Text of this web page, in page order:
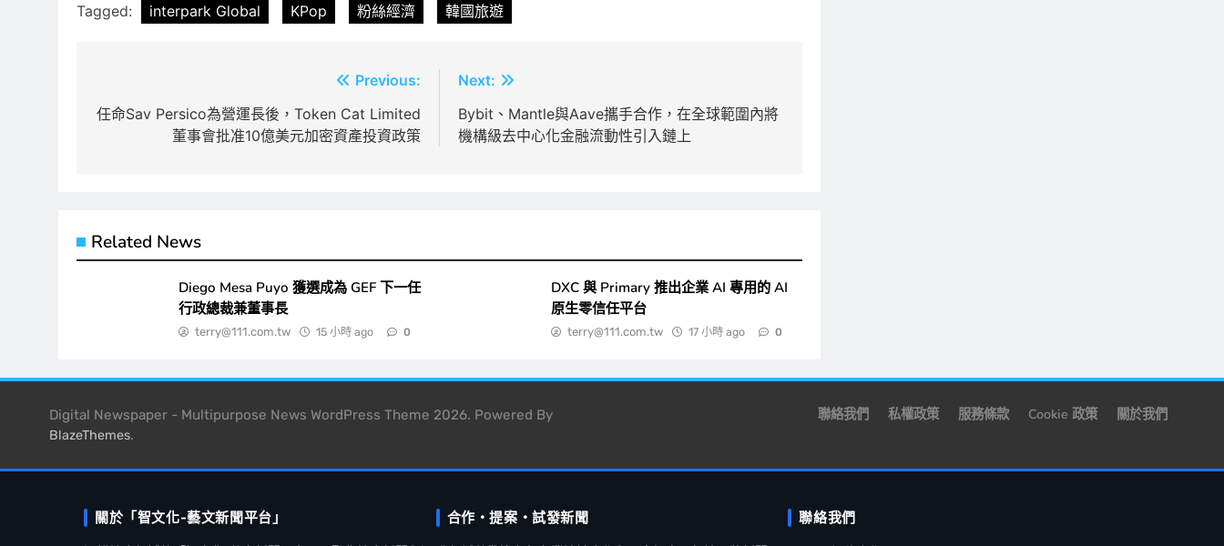
Tagged: interpark Global KPop 粉絲經濟 韓國旅遊
章
Previous:
任命Sav Persico為營運長後，Token Cat Limited
董事會批准10億美元加密資產投資政策
Next:
Bybit、Mantle與Aave攜手合作，在全球範圍內將
機構級去中心化金融流動性引入鏈上
Related News
Diego Mesa Puyo 獲選成為 GEF 下一任
行政總裁兼董事長
terry@111.com.tw 15 小時 ago 0
DXC 與 Primary 推出企業 AI 專用的 AI
原生零信任平台
terry@111.com.tw 17 小時 ago 0
Digital Newspaper - Multipurpose News WordPress Theme 2026. Powered By
BlazeThemes.
聯絡我們 私權政策 服務條款 Cookie 政策 關於我們
關於「智文化-藝文新聞平台」 合作・提案・試發新聞 聯絡我們